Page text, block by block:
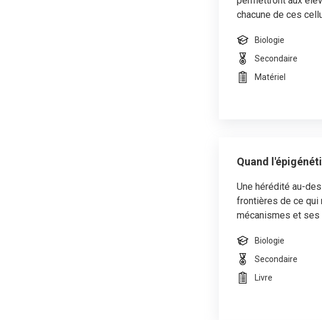
chacune de ces
Biologie
Secondaire
Matériel
Quand
Une hérédité au-
frontières de ce qui
mécanismes et ses
Biologie
Secondaire
Livre